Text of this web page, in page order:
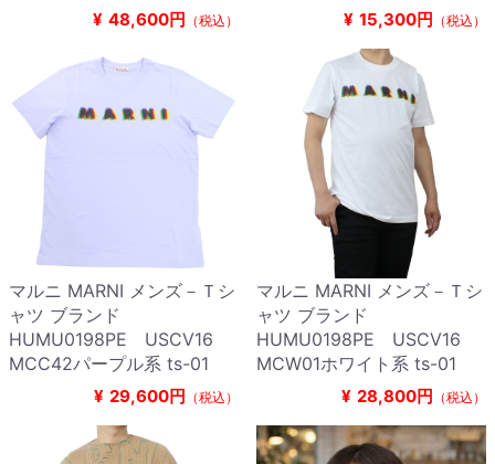
¥ 48,600円 （税込） ¥ 15,300円 （税込）
マルニ MARNI メンズ－Ｔシ
ャツ ブランド
HUMU0198PE USCV16
MCC42パープル系 ts-01
¥ 29,600円 （税込）
マルニ MARNI メンズ－Ｔシ
ャツ ブランド
HUMU0198PE USCV16
MCW01ホワイト系 ts-01
¥ 28,800円 （税込）